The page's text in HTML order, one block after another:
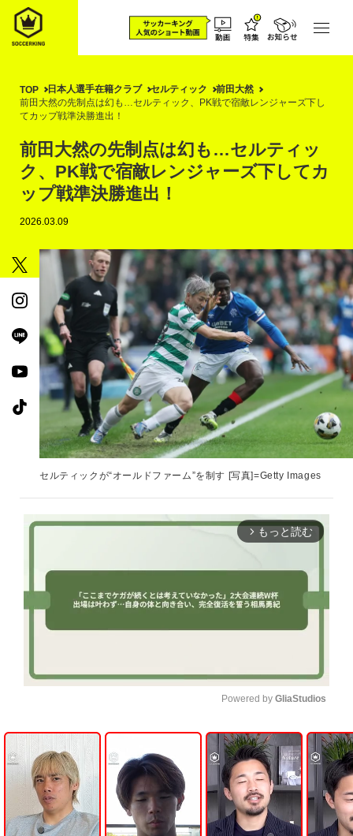
TOP 日本人選手在籍クラブ セルティック
前田大然
前田大然の先制点は幻も…セルティック、PK戦で宿敵レンジャーズ下し
てカップ戦準決勝進出！
前田大然の先制点は幻も…セルティッ
ク、PK戦で宿敵レンジャーズ下してカ
ップ戦準決勝進出！
2026.03.09
セルティックが“オールドファーム”を制す [写真]=Getty Images
arrow_forward_ios もっと読む
U
n
m
u
t
e
Powered by GliaStudios